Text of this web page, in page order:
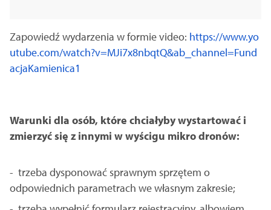
Zapowiedź wydarzenia w formie video: https://www.yo
utube.com/watch?v=MJi7x8nbqtQ&ab_channel=Fund
acjaKamienica1
Warunki dla osób, które chciałyby wystartować i
zmierzyć się z innymi w wyścigu mikro dronów:
- trzeba dysponować sprawnym sprzętem o
odpowiednich parametrach we własnym zakresie;